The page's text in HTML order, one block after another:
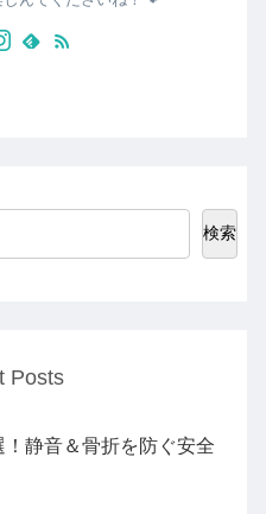
検索
Posts
静音＆骨折を防ぐ安全